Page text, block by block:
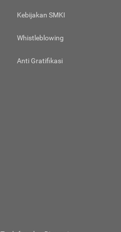
Kebijakan SMKI
Whistleblowing
Anti Gratifikasi